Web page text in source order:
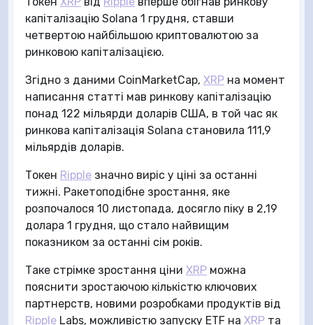
капіталізацію Solana 1 грудня, ставши
четвертою найбільшою криптовалютою за
ринковою капіталізацією.
Згідно з даними CoinMarketCap, XRP на момент
написання статті мав ринкову капіталізацію
понад 122 мільярди доларів США, в той час як
ринкова капіталізація Solana становила 111,9
мільярдів доларів.
Токен Ripple значно виріс у ціні за останні
тижні. Ракетоподібне зростання, яке
розпочалося 10 листопада, досягло піку в 2,19
долара 1 грудня, що стало найвищим
показником за останні сім років.
Таке стрімке зростання ціни XRP можна
пояснити зростаючою кількістю ключових
партнерств, новими розробками продуктів від
Ripple Labs, можливістю запуску ETF на XRP та